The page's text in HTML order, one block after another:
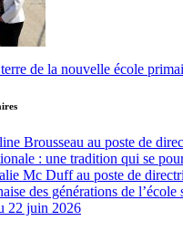
de la nouvelle école
Brousseau au poste de
: une tradition qui se
Mc Duff au poste de
des générations de
22 juin 2026